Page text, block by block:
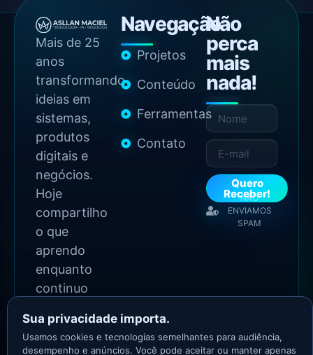
Mais de 25
anos
transformando
ideias em
sistemas,
produtos
digitais e
negócios.
Hoje
compartilho
o que
aprendo
enquanto
continuo
Navegação
Projetos
Conteúdo
Ferramentas
Contato
Não
perca
mais
nada!
Quero
Receber!
NÃO
ENVIAMOS
SPAM
2026 Copyright - Todos
Sua privacidade importa.
Usamos cookies e tecnologias semelhantes para audiência,
desempenho e anúncios. Você pode aceitar ou manter apenas